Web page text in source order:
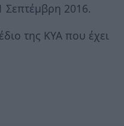
Σεπτέμβρη 2016.
της ΚΥΑ που έχει